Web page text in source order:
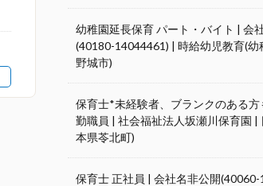
幼稚園延長保育 パート・バイト | 会
(40180-14044461) | 時給幼児教育(幼
野城市)
保育士*未経験者、ブランクのある方
勤職員 | 社会福祉法人坂瀬川保育園 |
本県苓北町)
保育士 正社員 | 会社名非公開